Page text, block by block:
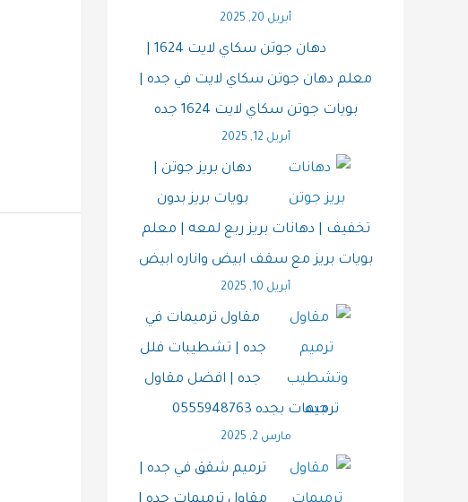
أبريل 20, 2025
دهان جوتن سكاي لايت 1624 |
معلم دهان جوتن سكاي لايت في جده |
بويات جوتن سكاي لايت 1624 جده
أبريل 12, 2025
دهان بريز جوتن |
بويات بريز بدون
تخفيف | دهانات بريز ربع لمعه | معلم
بويات بريز مع سقف ابيض واناره ابيض
أبريل 10, 2025
مقاول ترميمات في
جده | تشطيبات فلل
جده | افضل مقاول
ترميمات بجده 0555948763
مارس 2, 2025
ترميم شقق في جده |